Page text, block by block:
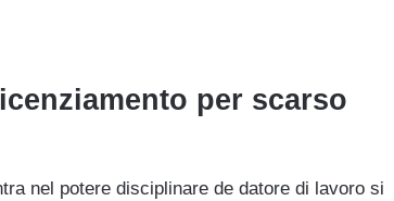
per scarso
nel potere disciplinare de datore di lavoro si